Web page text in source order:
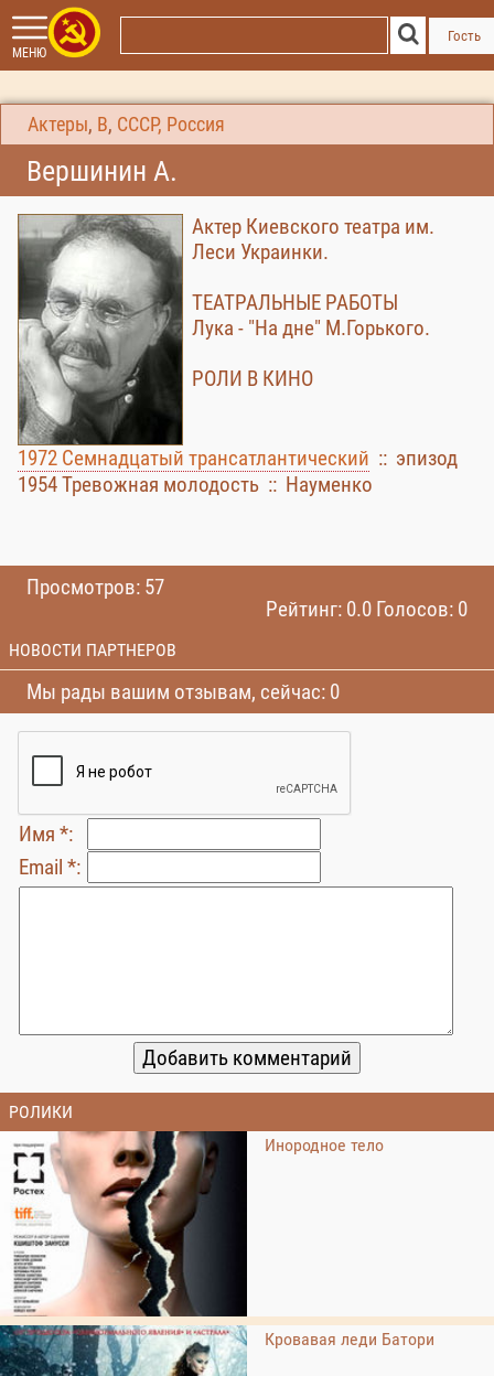
МЕНЮ
Гость
Актеры, В, СССР, Россия
Вершинин А.
Актер Киевского театра им.
Леси Украинки.
ТЕАТРАЛЬНЫЕ РАБОТЫ
Лука - "На дне" М.Горького.
РОЛИ В КИНО
1972 Семнадцатый трансатлантический :: эпизод
1954 Тревожная молодость :: Науменко
Просмотров: 57
Рейтинг: 0.0 Голосов: 0
НОВОСТИ ПАРТНЕРОВ
Мы рады вашим отзывам, сейчас: 0
Имя *:
Email *:
РОЛИКИ
Инородное тело
Кровавая леди Батори